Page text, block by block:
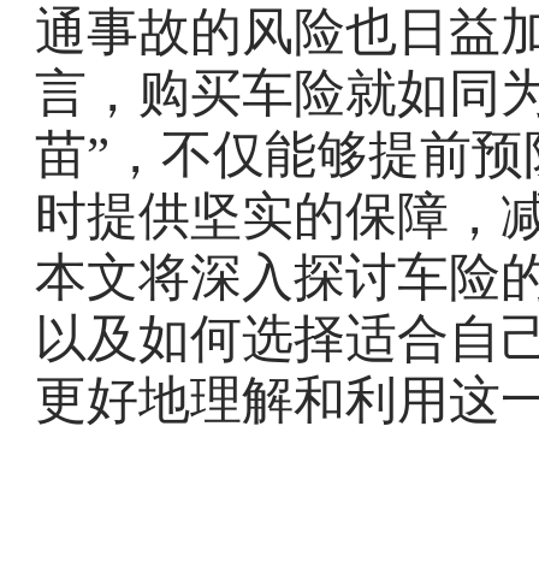
通事故的风险也日益
言，购买车险就如同
苗”，不仅能够提前
时提供坚实的保障，
本文将深入探讨车险
以及如何选择适合自
更好地理解和利用这